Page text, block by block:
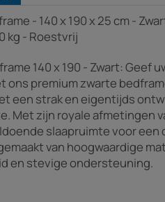
- 140 x 190 x 25 cm -
kg - Roestvrij
140 x 190 - Zwart: Geef
ons premium zwarte
een strak en eigentijds
Met zijn royale afmetingen
slaapruimte voor
van hoogwaardige
en stevige ondersteuning.